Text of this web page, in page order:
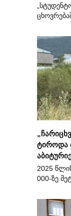
ტიროდა
2025
000-ზე